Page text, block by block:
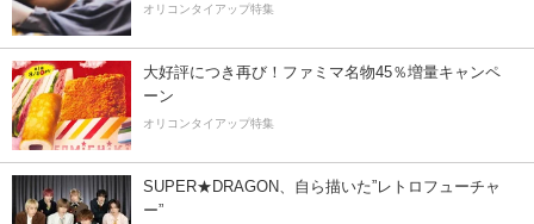
オリコンタイアップ特集
大好評につき再び！ファミマ名物45％増量キャンペ
ーン
オリコンタイアップ特集
SUPER★DRAGON、自ら描いた”レトロフューチャ
ー”